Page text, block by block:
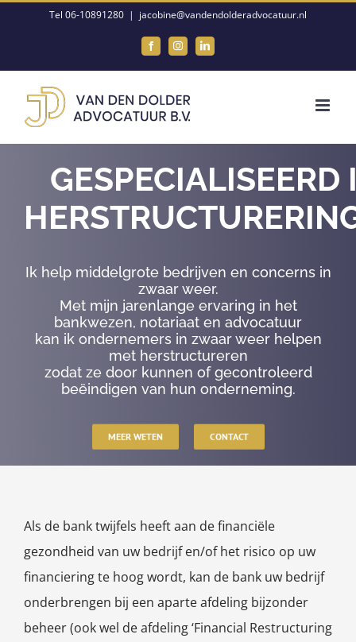
Tel 06-10891280 | jacobine@vandendolderadvocatuur.nl
FacebookInstagramLinkedIn
GESPECIALISEERD
Ik help middelgrote bedrijven en concerns in
zwaar weer.
Met mijn jarenlange ervaring in het
bankwezen, notariaat en advocatuur
kan ik ondernemers in zwaar weer helpen
met herstructureren
zodat ze door kunnen of gecontroleerd
beëindigen van hun onderneming.
MEER WETEN CONTACT
Als de bank twijfels heeft aan de financiële
gezondheid van uw bedrijf en/of het risico op uw
financiering te hoog wordt, kan de bank uw bedrijf
onderbrengen bij een aparte afdeling bijzonder
beheer (ook wel de afdeling ‘Financial Restructuring